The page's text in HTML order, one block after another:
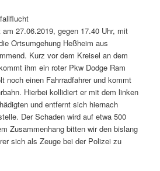
27.06.2019, gegen 17.40 Uhr, mit
Ortsumgehung Heßheim aus
Kurz vor dem Kreisel an dem
ihm ein roter Pkw Dodge Ram
noch einen Fahrradfahrer und kommt
Hierbei kollidiert er mit dem linken
und entfernt sich hiernach
Der Schaden wird auf etwa 500
Zusammenhang bitten wir den bislang
sich als Zeuge bei der Polizei zu